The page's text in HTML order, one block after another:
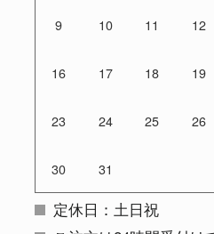
9 10 11 12
16 17 18 19
23 24 25 26
30 31
定休日：土日祝